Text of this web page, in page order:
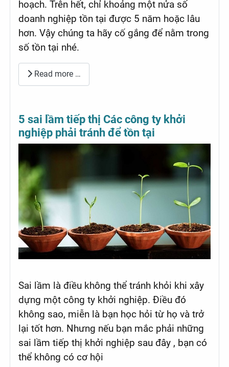
hoạch. Trên hết, chỉ khoảng một nửa số
doanh nghiệp tồn tại được 5 năm hoặc lâu
hơn. Vậy chúng ta hãy cố gắng để nằm trong
số tồn tại nhé.
Read more …
5 sai lầm tiếp thị Các công ty khởi
nghiệp phải tránh để tồn tại
Sai lầm là điều không thể tránh khỏi khi xây
dựng một công ty khởi nghiệp. Điều đó
không sao, miễn là bạn học hỏi từ họ và trở
lại tốt hơn. Nhưng nếu bạn mắc phải những
sai lầm tiếp thị khởi nghiệp sau đây , bạn có
thể không có cơ hội